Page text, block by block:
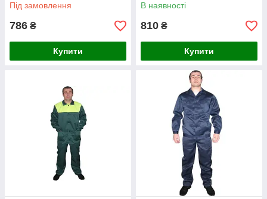
Під замовлення
786 ₴
Купити
В наявності
810 ₴
Купити